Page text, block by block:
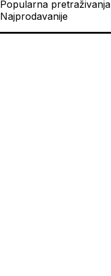
Popularna pretraživanja
Najprodavanije